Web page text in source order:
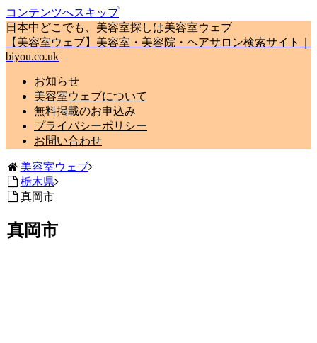
コンテンツへスキップ
日本中どこでも、美容室探しは美容室ウェブ
【美容室ウェブ】美容室・美容院・ヘアサロン検索サイト｜
biyou.co.uk
お知らせ
美容室ウェブについて
無料掲載のお申込み
プライバシーポリシー
お問い合わせ
美容室ウェブ
栃木県
真岡市
真岡市